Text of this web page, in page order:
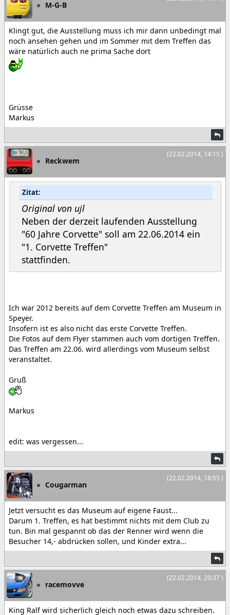
M-G-B
Klingt gut, die Ausstellung muss ich mir dann unbedingt mal
noch ansehen gehen und im Sommer mit dem Treffen das
wäre natürlich auch ne prima Sache dort
Grüsse
Markus
(22.02.2014, 14:15 )
Reckwem
Zitat:
Original von ujl
Neben der derzeit laufenden Ausstellung
"60 Jahre Corvette" soll am 22.06.2014 ein
"1. Corvette Treffen"
stattfinden.
Ich war 2012 bereits auf dem Corvette Treffen am Museum in
Speyer.
Insofern ist es also nicht das erste Corvette Treffen.
Die Fotos auf dem Flyer stammen auch vom dortigen Treffen.
Das Treffen am 22.06. wird allerdings vom Museum selbst
veranstaltet.
Gruß
Markus
edit: was vergessen...
(22.02.2014, 18:55 )
Cougarman
Jetzt versucht es das Museum auf eigene Faust...
Darum 1. Treffen, es hat bestimmt nichts mit dem Club zu
tun. Bin mal gespannt ob das der Renner wird wenn die
Besucher 14,- abdrücken sollen, und Kinder extra...
(22.02.2014, 20:37 )
racemovve
King Ralf wird sicherlich gleich noch etwas dazu schreiben.